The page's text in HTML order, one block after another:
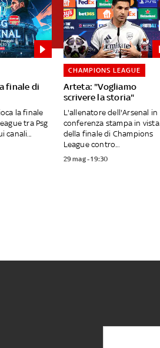
finale di
la finale
tra Psg
canali...
Arteta: "Vogliamo
scrivere la storia"
CHAMPIONS LEAGUE
L'allenatore dell'Arsenal in
conferenza stampa in vista
della finale di Champions
League contro...
29 mag - 19:30